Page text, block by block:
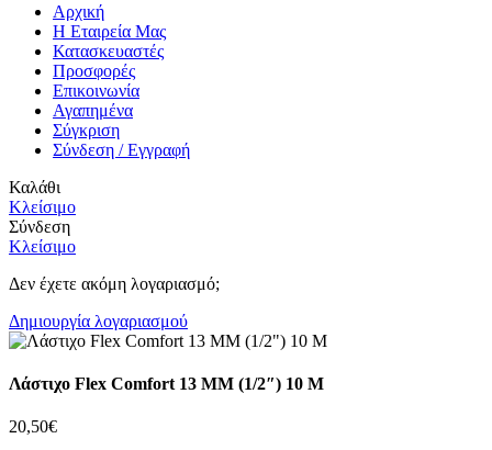
Αρχική
Η Εταιρεία Μας
Κατασκευαστές
Προσφορές
Επικοινωνία
Αγαπημένα
Σύγκριση
Σύνδεση / Εγγραφή
Καλάθι
Κλείσιμο
Σύνδεση
Κλείσιμο
Δεν έχετε ακόμη λογαριασμό;
Δημιουργία λογαριασμού
Λάστιχο Flex Comfort 13 MM (1/2″) 10 M
20,50€